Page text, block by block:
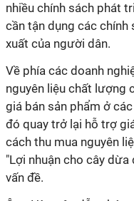
nhiều chính sách phát
cần tận dụng các chính
xuất của người dân.
Về phía các doanh
nguyên liệu chất lượng
giá bán sản phẩm ở
đó quay trở lại hỗ trợ
cách thu mua nguyên
"Lợi nhuận cho cây dừa
vấn đề.